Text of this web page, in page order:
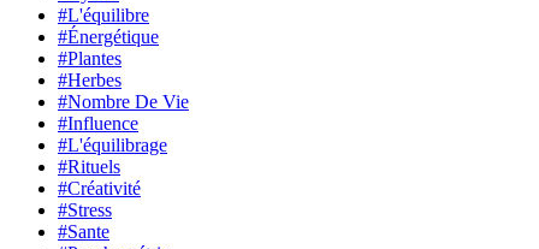
#L'équilibre
#Énergétique
#Plantes
#Herbes
#Nombre De Vie
#Influence
#L'équilibrage
#Rituels
#Créativité
#Stress
#Sante